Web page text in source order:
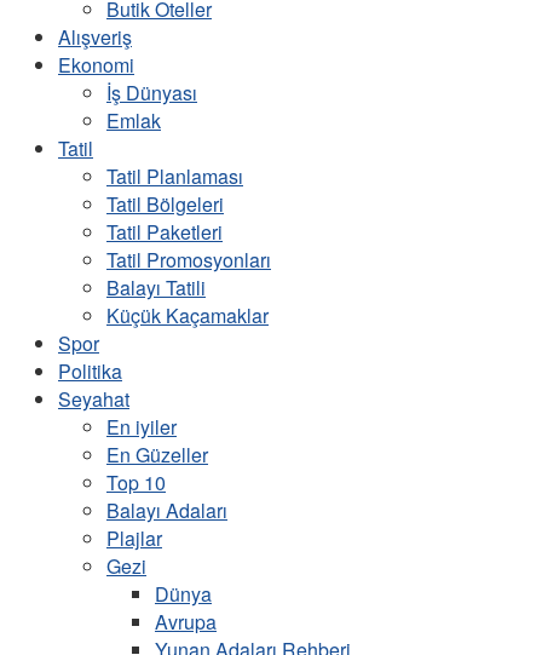
Butik Oteller
Alışveriş
Ekonomi
İş Dünyası
Emlak
Tatil
Tatil Planlaması
Tatil Bölgeleri
Tatil Paketleri
Tatil Promosyonları
Balayı Tatili
Küçük Kaçamaklar
Spor
Politika
Seyahat
En iyiler
En Güzeller
Top 10
Balayı Adaları
Plajlar
Gezi
Dünya
Avrupa